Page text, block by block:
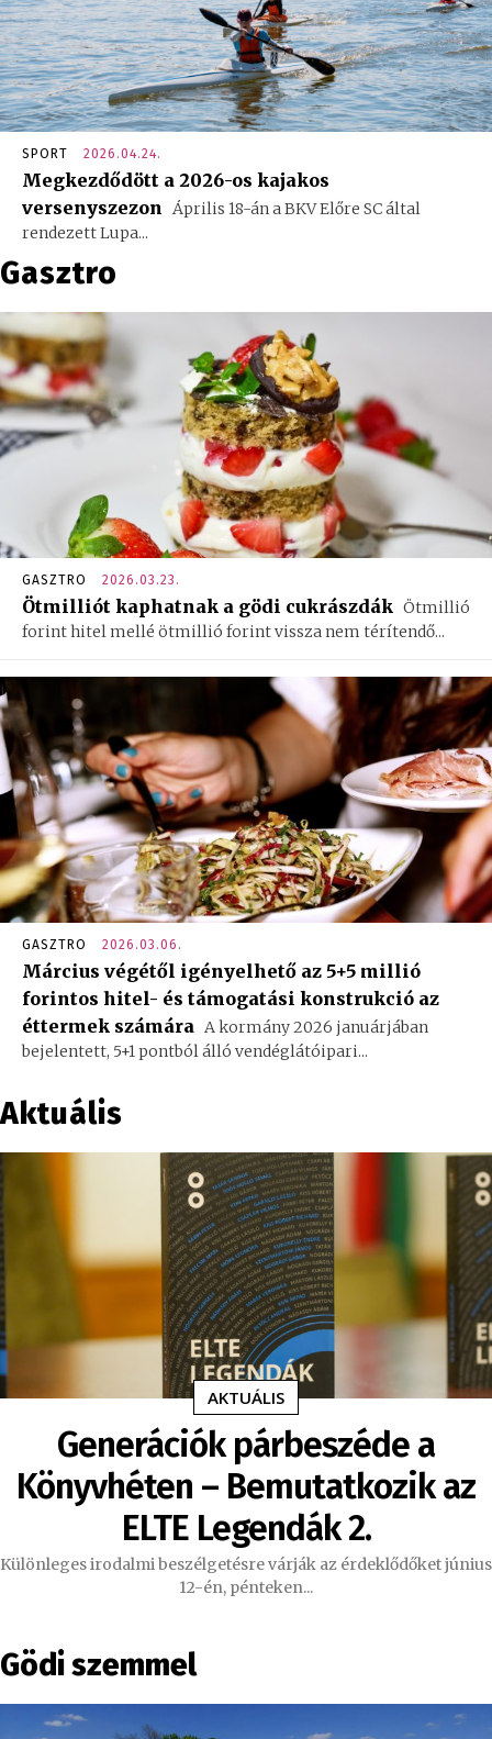
SPORT 2026.04.24.
Megkezdődött a 2026-os kajakos
versenyszezon
Április 18-án a BKV Előre SC által
rendezett Lupa...
Gasztro
GASZTRO 2026.03.23.
Ötmilliót kaphatnak a gödi cukrászdák Ötmillió
forint hitel mellé ötmillió forint vissza nem térítendő...
GASZTRO 2026.03.06.
​Március végétől igényelhető az 5+5 millió
forintos hitel- és támogatási konstrukció az
éttermek számára A kormány 2026 januárjában
bejelentett, 5+1 pontból álló vendéglátóipari...
Aktuális
AKTUÁLIS
Generációk párbeszéde a
Könyvhéten – Bemutatkozik az
ELTE Legendák 2.
Különleges irodalmi beszélgetésre várják az érdeklődőket június
12-én, pénteken...
Gödi szemmel